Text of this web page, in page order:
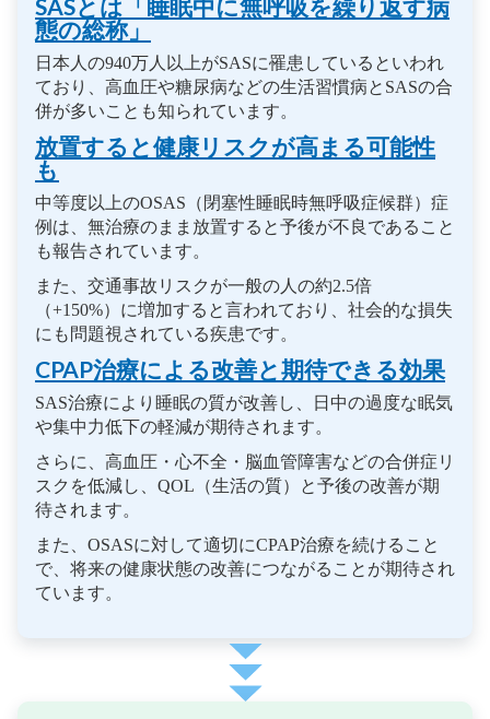
SASとは「睡眠中に無呼吸を繰り返す病
態の総称」
日本人の940万人以上がSASに罹患しているといわれ
ており、高血圧や糖尿病などの生活習慣病とSASの合
併が多いことも知られています。
放置すると健康リスクが高まる可能性
も
中等度以上のOSAS（閉塞性睡眠時無呼吸症候群）症
例は、無治療のまま放置すると予後が不良であること
も報告されています。
また、交通事故リスクが一般の人の約2.5倍
（+150%）に増加すると言われており、社会的な損失
にも問題視されている疾患です。
CPAP治療による改善と期待できる効果
SAS治療により睡眠の質が改善し、日中の過度な眠気
や集中力低下の軽減が期待されます。
さらに、高血圧・心不全・脳血管障害などの合併症リ
スクを低減し、QOL（生活の質）と予後の改善が期
待されます。
また、OSASに対して適切にCPAP治療を続けること
で、将来の健康状態の改善につながることが期待され
ています。